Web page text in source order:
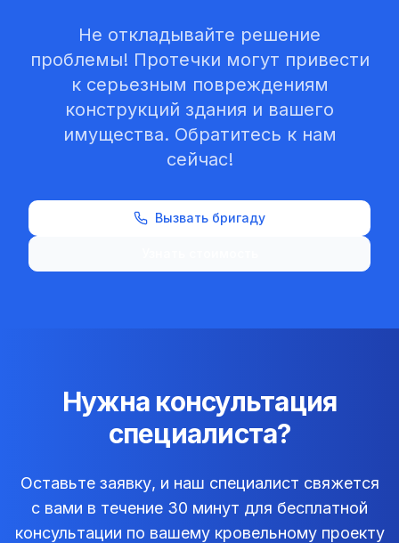
Не откладывайте решение
проблемы! Протечки могут привести
к серьезным повреждениям
конструкций здания и вашего
имущества. Обратитесь к нам
сейчас!
Вызвать бригаду
Нужна консультация
специалиста?
Оставьте заявку, и наш специалист свяжется
с вами в течение 30 минут для бесплатной
консультации по вашему кровельному проекту